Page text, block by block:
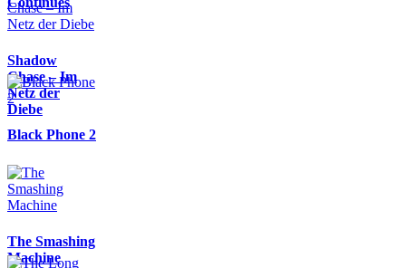
Shadow
Chase – Im
Netz der
Diebe
Black Phone 2
The Smashing
Machine